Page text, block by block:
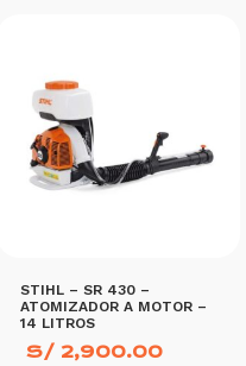
STIHL – SR 430 –
ATOMIZADOR A MOTOR –
14 LITROS
S/2,900.00